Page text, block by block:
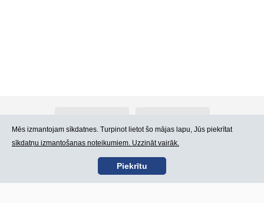
Kontakti Lietošanas noteikumi
Mēs izmantojam sīkdatnes. Turpinot lietot šo mājas lapu, Jūs piekrītat
sīkdatņu izmantošanas noteikumiem. Uzzināt vairāk.
Piekrītu